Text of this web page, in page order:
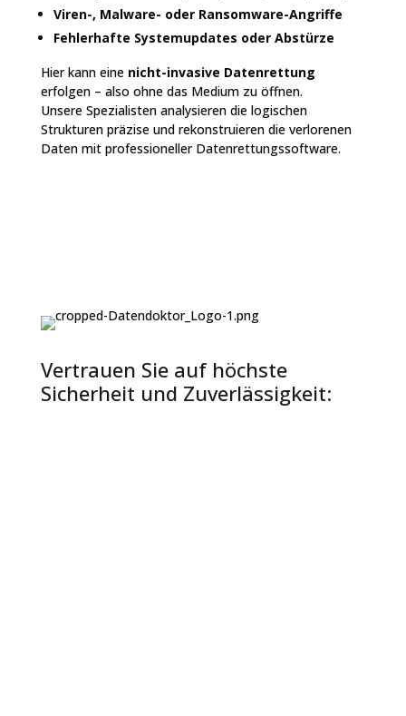
Viren-, Malware- oder Ransomware-Angriffe
Fehlerhafte Systemupdates oder Abstürze
Hier kann eine nicht-invasive Datenrettung
erfolgen – also ohne das Medium zu öffnen.
Unsere Spezialisten analysieren die logischen
Strukturen präzise und rekonstruieren die verlorenen
Daten mit professioneller Datenrettungssoftware.
Vertrauen Sie auf höchste
Sicherheit und Zuverlässigkeit: